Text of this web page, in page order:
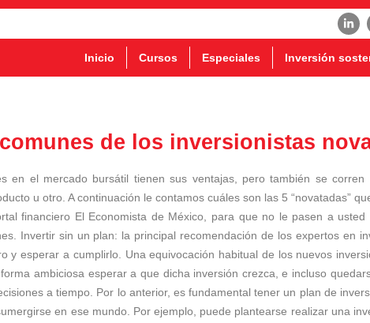
Inicio Cursos Especiales Inversión
de los inversionistas
en el mercado bursátil tienen sus ventajas, pero también se corren
u otro. A continuación le contamos cuáles son las 5 “novatadas”
financiero El Economista de México, para que no le pasen a usted
Invertir sin un plan: la principal recomendación de los expertos en
y esperar a cumplirlo. Una equivocación habitual de los nuevos
ambiciosa esperar a que dicha inversión crezca, e incluso
a tiempo. Por lo anterior, es fundamental tener un plan de
en ese mundo. Por ejemplo, puede plantearse realizar una